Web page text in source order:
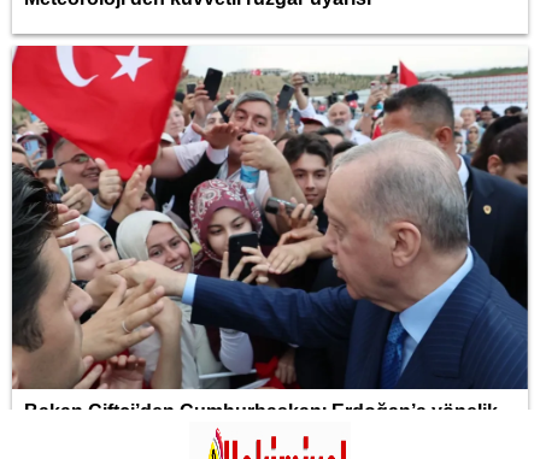
Bakan Çiftçi’den Cumhurbaşkanı Erdoğan’a yönelik